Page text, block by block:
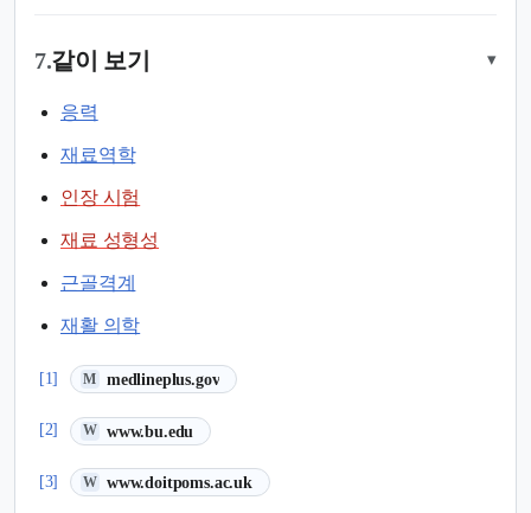
7.같이 보기 ▾
응력
재료역학
인장 시험
재료 성형성
근골격계
재활 의학
[1] M medlineplus.gov
(새 탭에서 열림)
[2] W www.bu.edu
(새 탭에서 열림)
[3] W www.doitpoms.ac.uk
(새 탭에서 열림)